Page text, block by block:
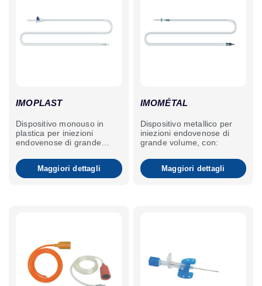
IMOPLAST
Dispositivo monouso in
plastica per iniezioni
endovenose di grande
Maggiori dettagli
IMOMÉTAL
Dispositivo metallico per
iniezioni endovenose di
grande volume, con:
Maggiori dettagli